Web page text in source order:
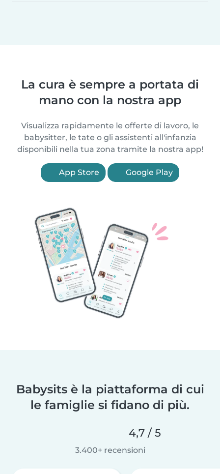
La cura è sempre a portata di
mano con la nostra app
Visualizza rapidamente le offerte di lavoro, le
babysitter, le tate o gli assistenti all'infanzia
disponibili nella tua zona tramite la nostra app!
App Store Google Play
Babysits è la piattaforma di cui
le famiglie si fidano di più.
4,7 / 5
3.400+ recensioni